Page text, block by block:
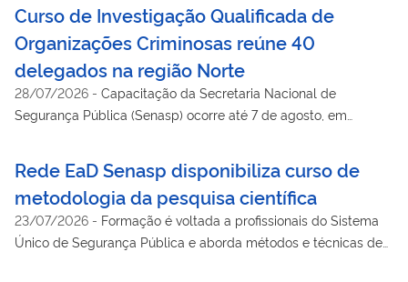
Curso de Investigação Qualificada de
Organizações Criminosas reúne 40
delegados na região Norte
28/07/2026 - Capacitação da Secretaria Nacional de
Segurança Pública (Senasp) ocorre até 7 de agosto, em
Rede EaD Senasp disponibiliza curso de
metodologia da pesquisa científica
23/07/2026 - Formação é voltada a profissionais do Sistema
Único de Segurança Pública e aborda métodos e técnicas de